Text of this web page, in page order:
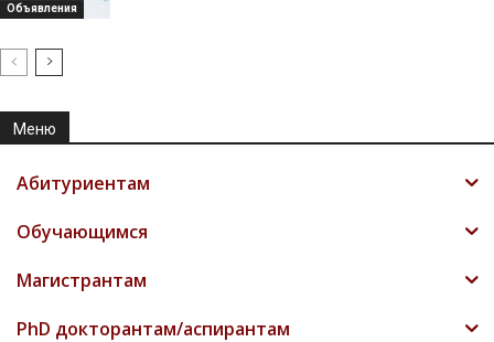
Объявления
Меню
Абитуриентам
Обучающимся
Магистрантам
PhD докторантам/аспирантам